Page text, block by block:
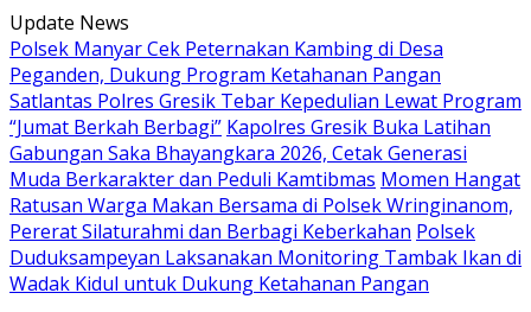
Langsung
ke
konten
Update News
Polsek Manyar Cek Peternakan Kambing di Desa
Peganden, Dukung Program Ketahanan Pangan
Satlantas Polres Gresik Tebar Kepedulian Lewat Program
“Jumat Berkah Berbagi” Kapolres Gresik Buka Latihan
Gabungan Saka Bhayangkara 2026, Cetak Generasi
Muda Berkarakter dan Peduli Kamtibmas Momen Hangat
Ratusan Warga Makan Bersama di Polsek Wringinanom,
Pererat Silaturahmi dan Berbagi Keberkahan Polsek
Duduksampeyan Laksanakan Monitoring Tambak Ikan di
Wadak Kidul untuk Dukung Ketahanan Pangan